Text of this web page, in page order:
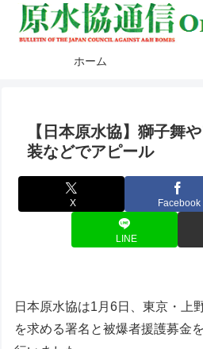
ホーム
【日本原水協】獅子舞
装などでアピール
X Facebook
LINE
日本原水協は1月6日、東京・上
を求める署名と被爆者援護募金